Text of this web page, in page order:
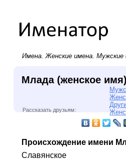
Имена.Женские имена. Мужские
Млада (женское имя)
Рассказать друзьям:
Происхождение имени
Славянское